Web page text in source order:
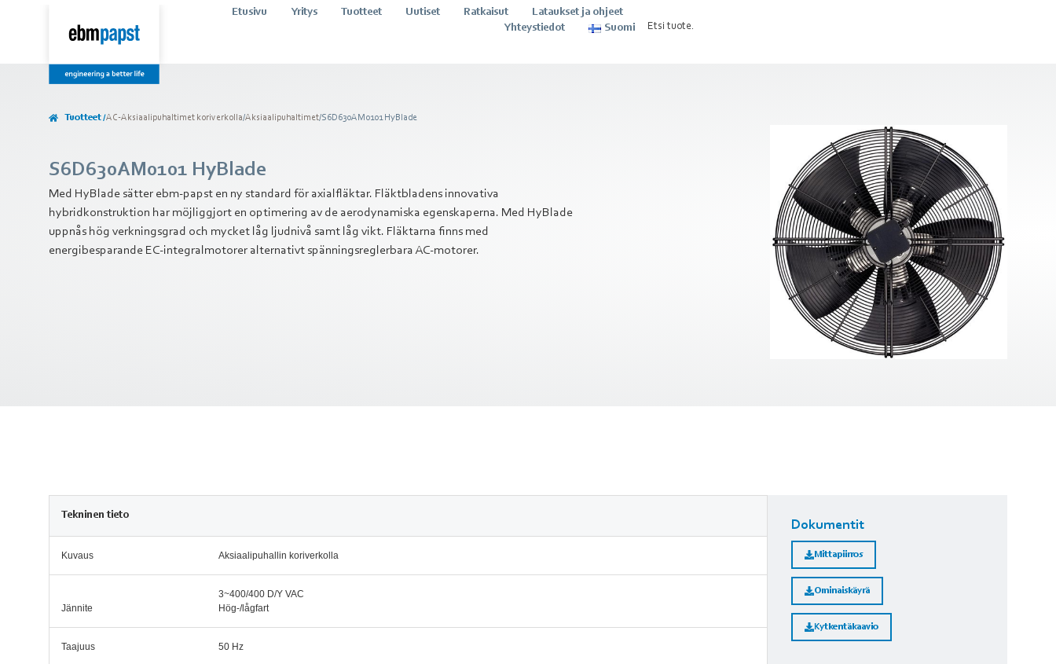
Etusivu Yritys Tuotteet Uutiset Ratkaisut
Lataukset ja ohjeet
Yhteystiedot
Suomi
Tuotteet /AC-Aksiaalipuhaltimet koriverkolla/Aksiaalipuhaltimet/S6D630AM0101 HyBlade
S6D630AM0101 HyBlade
Med HyBlade sätter ebm-papst en ny standard för axialfläktar. Fläktbladens innovativa
hybridkonstruktion har möjliggjort en optimering av de aerodynamiska egenskaperna. Med HyBlade
uppnås hög verkningsgrad och mycket låg ljudnivå samt låg vikt. Fläktarna finns med
energibesparande EC-integralmotorer alternativt spänningsreglerbara AC-motorer.
Tekninen tieto
Kuvaus Aksiaalipuhallin koriverkolla
Jännite
3~400/400 D/Y VAC
Hög-/lågfart
Taajuus 50 Hz
Dokumentit
Mittapiirros
Ominaiskäyrä
Kytkentäkaavio